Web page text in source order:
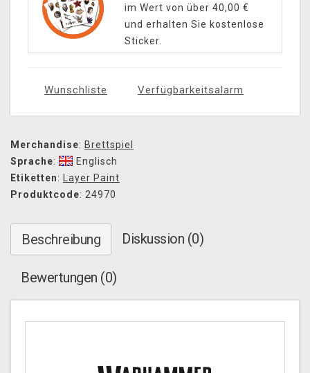
im Wert von über 40,00 €
und erhalten Sie kostenlose
Sticker.
Wunschliste Verfügbarkeitsalarm
Merchandise: Brettspiel
Sprache:
Englisch
Etiketten: Layer Paint
Produktcode: 24970
Beschreibung Diskussion (0)
Bewertungen (0)